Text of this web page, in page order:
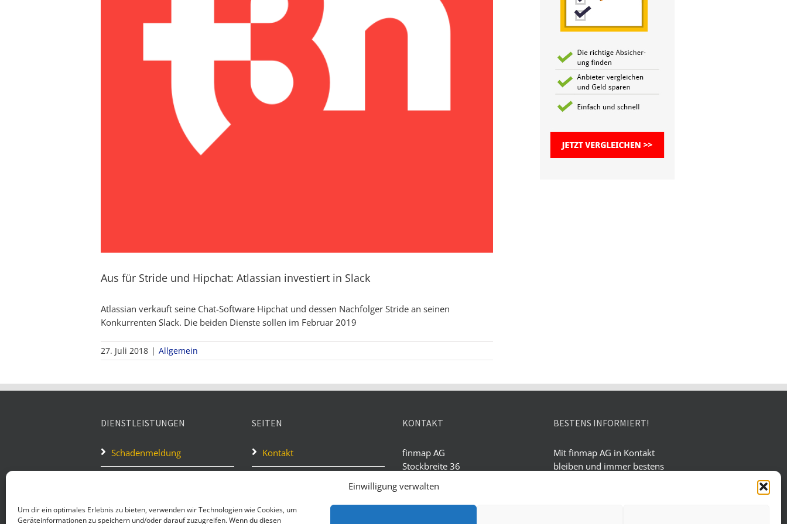
Einwilligung verwalten
Um dir ein optimales Erlebnis zu bieten, verwenden wir Technologien wie Cookies, um
Geräteinformationen zu speichern und/oder darauf zuzugreifen. Wenn du diesen
Aus für Stride und Hipchat: Atlassian investiert in Slack
Atlassian verkauft seine Chat-Software Hipchat und dessen Nachfolger Stride an seinen
Konkurrenten Slack. Die beiden Dienste sollen im Februar 2019
27. Juli 2018 | Allgemein
DIENSTLEISTUNGEN
Schadenmeldung
Haftpflicht
SEITEN
Kontakt
Datenschutz
KONTAKT
finmap AG
Stockbreite 36
D-34233 Fuldatal
Tel.: 02622 - 9869916
BESTENS INFORMIERT!
Mit finmap AG in Kontakt
bleiben und immer bestens